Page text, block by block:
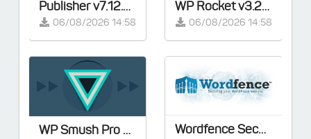
Publisher v7.12.0 – Magazine News Blog AMP – Full Demos
06/08/2026 14:58
WP Rocket v3.23.1 – Cache Plugin for WordPress
06/08/2026 14:58
WP Smush Pro v4.3.0 – [Activated] Wordfence Security Premium v8.2.2 - [Activated]